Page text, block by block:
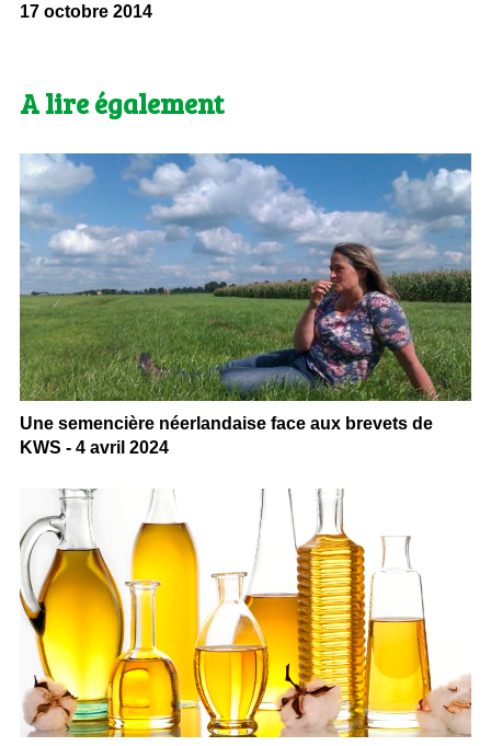
17 octobre 2014
A lire également
Une semencière néerlandaise face aux brevets de
KWS - 4 avril 2024